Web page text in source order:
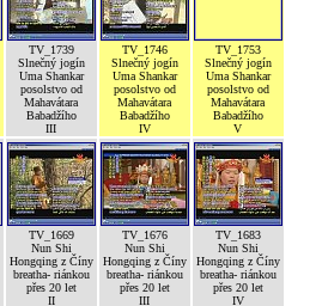
TV_1739
Slnečný jogín
Uma Shankar
posolstvo od
Mahavátara
Babadžího
III
TV_1746
Slnečný jogín
Uma Shankar
posolstvo od
Mahavátara
Babadžího
IV
TV_1753
Slnečný jogín
Uma Shankar
posolstvo od
Mahavátara
Babadžího
V
TV_1669
Nun Shi
Hongqing z Číny
breatha- riánkou
přes 20 let
II
TV_1676
Nun Shi
Hongqing z Číny
breatha- riánkou
přes 20 let
III
TV_1683
Nun Shi
Hongqing z Číny
breatha- riánkou
přes 20 let
IV